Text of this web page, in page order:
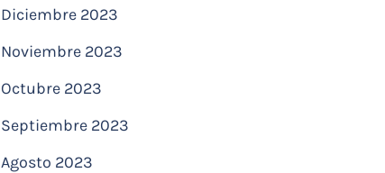
Diciembre 2023
Noviembre 2023
Octubre 2023
Septiembre 2023
Agosto 2023